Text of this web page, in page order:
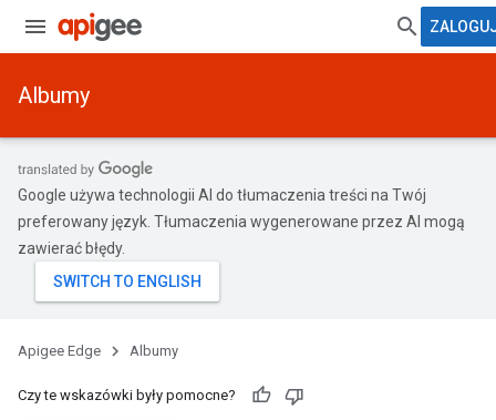
Albumy
Google używa technologii AI do tłumaczenia treści na Twój
preferowany język. Tłumaczenia wygenerowane przez AI mogą
zawierać błędy.
Apigee Edge Albumy
Czy te wskazówki były pomocne?